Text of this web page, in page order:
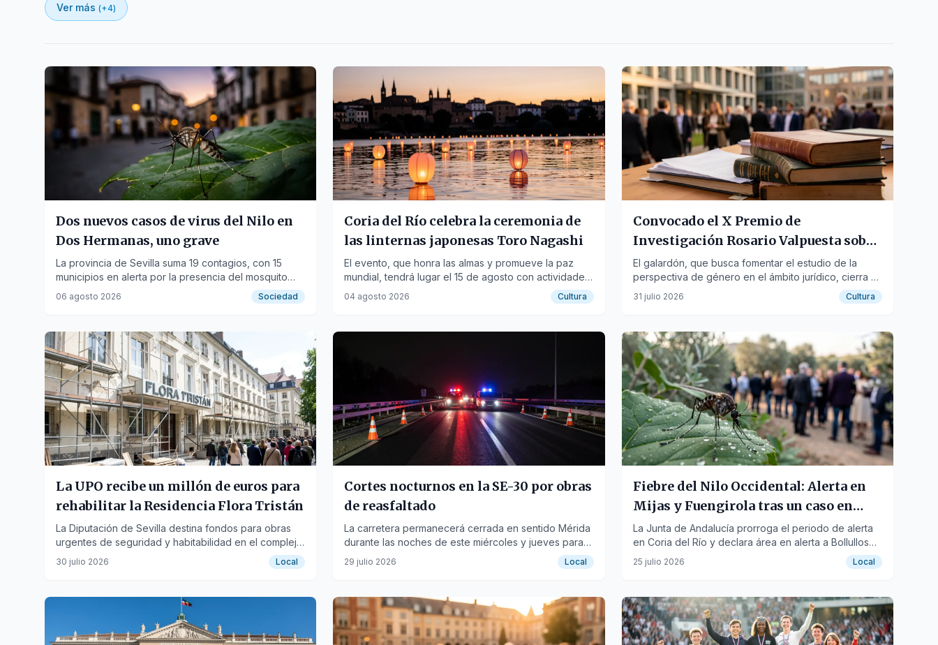
Ver más (+4)
Dos nuevos casos de virus del Nilo en
Dos Hermanas, uno grave
La provincia de Sevilla suma 19 contagios, con 15
municipios en alerta por la presencia del mosquito
transmisor.
06 agosto 2026 Sociedad
Coria del Río celebra la ceremonia de
las linternas japonesas Toro Nagashi
El evento, que honra las almas y promueve la paz
mundial, tendrá lugar el 15 de agosto con actividades
culturales y la participación del embajador de Japón.
04 agosto 2026 Cultura
Convocado el X Premio de
Investigación Rosario Valpuesta sobre
Derecho Privado y Género
El galardón, que busca fomentar el estudio de la
perspectiva de género en el ámbito jurídico, cierra el
plazo de presentación de trabajos el 31 de enero de
2027.
31 julio 2026 Cultura
La UPO recibe un millón de euros para
rehabilitar la Residencia Flora Tristán
La Diputación de Sevilla destina fondos para obras
urgentes de seguridad y habitabilidad en el complejo
universitario.
30 julio 2026 Local
Cortes nocturnos en la SE-30 por obras
de reasfaltado
La carretera permanecerá cerrada en sentido Mérida
durante las noches de este miércoles y jueves para
renovar el firme.
29 julio 2026 Local
Fiebre del Nilo Occidental: Alerta en
Mijas y Fuengirola tras un caso en
Coria del Río
La Junta de Andalucía prorroga el periodo de alerta
en Coria del Río y declara área en alerta a Bollullos
de la Mitación, Fuengirola y Las Lagunas por la
circulación del virus.
25 julio 2026 Local